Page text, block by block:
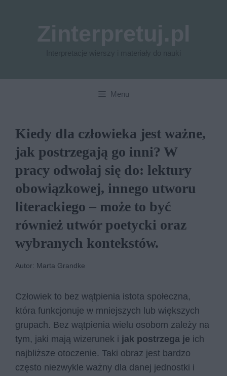
Menu
Kiedy dla człowieka jest ważne,
jak postrzegają go inni? W
pracy odwołaj się do: lektury
obowiązkowej, innego utworu
literackiego – może to być
również utwór poetycki oraz
wybranych kontekstów.
Autor: Marta Grandke
Człowiek to bez wątpienia istota społeczna,
która funkcjonuje w mniejszych lub większych
grupach. Bez wątpienia wielu osobom zależy na
tym, jaki mają wizerunek i jak postrzega je ich
najbliższe otoczenie. Taki obraz jest bardzo
często niezwykle ważny dla danej jednostki i